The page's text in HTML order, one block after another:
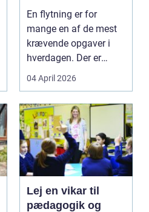
tryg og effektiv
flytning
En flytning er for
mange en af de mest
krævende opgaver i
hverdagen. Der er
meget at holde styr på,
04 April 2026
Lej en vikar til
pædagogik og